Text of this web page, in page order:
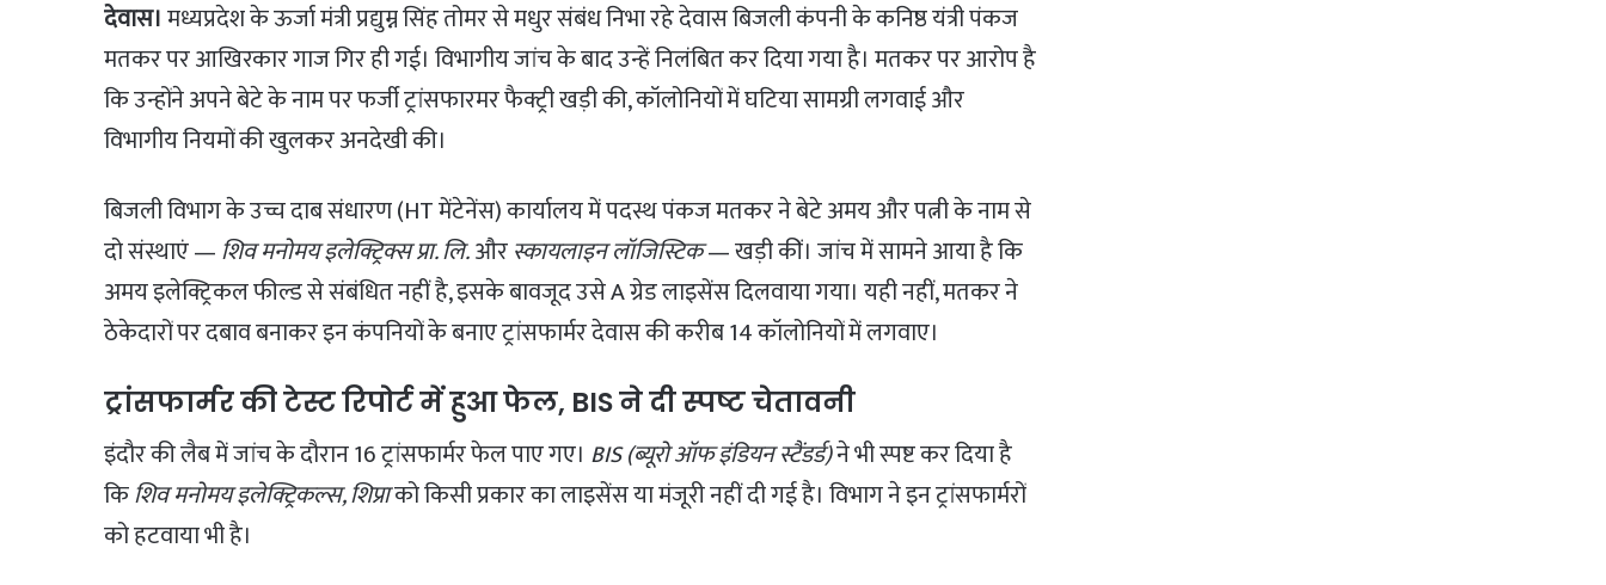
देवास।मध्यप्रदेश के ऊर्जा मंत्री प्रद्युम्न सिंह तोमर से मधुर संबंध निभा रहे देवास बिजली कंपनी के कनिष्ठ यंत्री पंकज
मतकर पर आखिरकार गाज गिर ही गई। विभागीय जांच के बाद उन्हें निलंबित कर दिया गया है। मतकर पर आरोप है
कि उन्होंने अपने बेटे के नाम पर फर्जी ट्रांसफारमर फैक्ट्री खड़ी की, कॉलोनियों में घटिया सामग्री लगवाई और
विभागीय नियमों की खुलकर अनदेखी की।
बिजली विभाग के उच्च दाब संधारण (HT मेंटेनेंस) कार्यालय में पदस्थ पंकज मतकर ने बेटे अमय और पत्नी के नाम से
दो संस्थाएं —शिव मनोमय इलेक्ट्रिक्स प्रा. लि.औरस्कायलाइन लॉजिस्टिक— खड़ी कीं। जांच में सामने आया है कि
अमय इलेक्ट्रिकल फील्ड से संबंधित नहीं है, इसके बावजूद उसे A ग्रेड लाइसेंस दिलवाया गया। यही नहीं, मतकर ने
ठेकेदारों पर दबाव बनाकर इन कंपनियों के बनाए ट्रांसफार्मर देवास की करीब 14 कॉलोनियों में लगवाए।
ट्रांसफार्मर की टेस्ट रिपोर्ट में हुआ फेल, BIS ने दी स्पष्ट चेतावनी
इंदौर की लैब में जांच के दौरान 16 ट्रांसफार्मर फेल पाए गए। BIS (ब्यूरो ऑफ इंडियन स्टैंडर्ड)ने भी स्पष्ट कर दिया है
किशिव मनोमय इलेक्ट्रिकल्स, शिप्राको किसी प्रकार का लाइसेंस या मंजूरी नहीं दी गई है। विभाग ने इन ट्रांसफार्मरों
को हटवाया भी है।